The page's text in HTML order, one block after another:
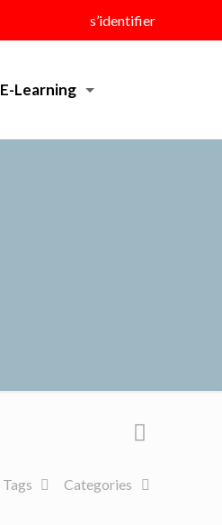
s’identifier
E-Learning
Categories
Tags